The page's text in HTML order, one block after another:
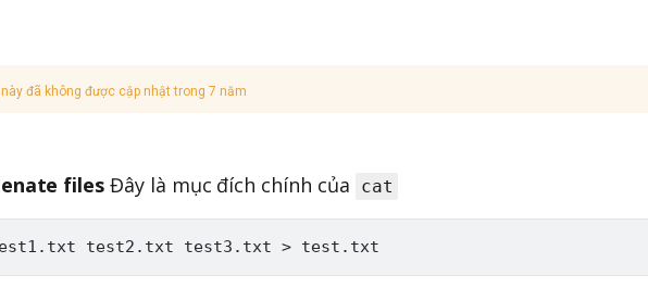
đã không được cập nhật trong 7 năm
files Đây là mục đích chính của cat